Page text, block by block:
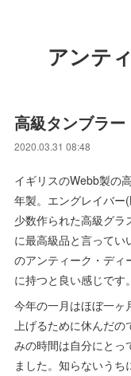
アンテ
高級タンブラー
2020.03.31 08:48
イギリスのWebb製の
年製。エングレイバー
少数作られた高級グ
に最高級品と言ってい
のアンティーク・ディ
に持つと良い感じです。
今年の一月はほぼ一ヶ
上げるために休んだの
みの時間は自分にとっ
ました。知らないうち